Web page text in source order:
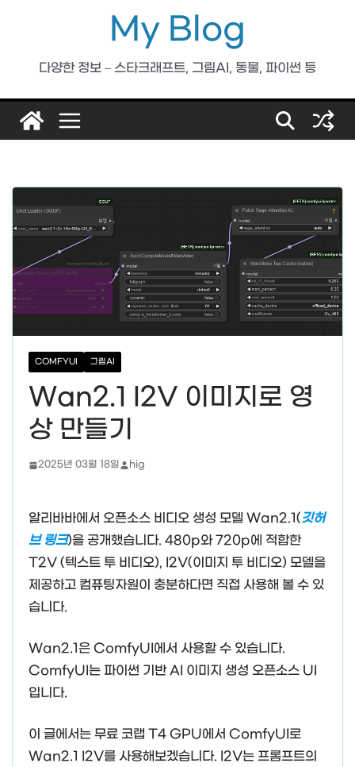
My Blog
다양한 정보 – 스타크래프트, 그림AI, 동물, 파이썬 등
COMFYUI 그림AI
Wan2.1 I2V 이미지로 영
상 만들기
2025년 03월 18일 hig
알리바바에서 오픈소스 비디오 생성 모델 Wan2.1(깃허
브 링크)을 공개했습니다. 480p와 720p에 적합한
T2V (텍스트 투 비디오), I2V(이미지 투 비디오) 모델을
제공하고 컴퓨팅자원이 충분하다면 직접 사용해 볼 수 있
습니다.
Wan2.1은 ComfyUI에서 사용할 수 있습니다.
ComfyUI는 파이썬 기반 AI 이미지 생성 오픈소스 UI
입니다.
이 글에서는 무료 코랩 T4 GPU에서 ComfyUI로
Wan2.1 I2V를 사용해보겠습니다. I2V는 프롬프트의